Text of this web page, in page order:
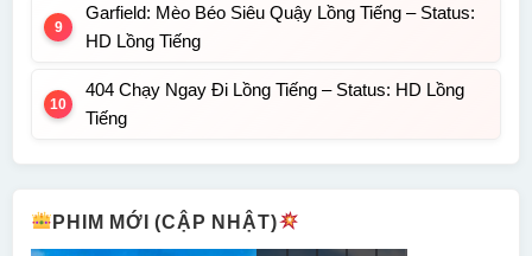
Garfield: Mèo Béo Siêu Quậy Lồng Tiếng – Status:
HD Lồng Tiếng
404 Chạy Ngay Đi Lồng Tiếng – Status: HD Lồng
Tiếng
PHIM MỚI (CẬP NHẬT)